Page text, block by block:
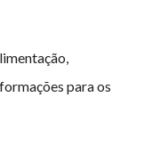
para os